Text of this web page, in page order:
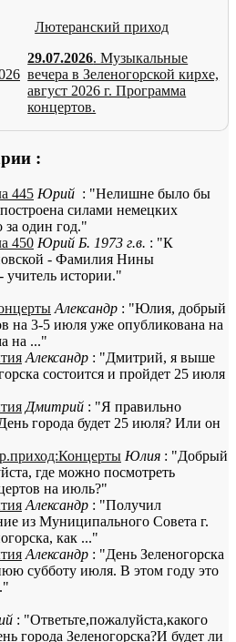
Лютеранский приход
29.07.2026. Музыкальные
вечера в Зеленогорской кирхе,
август 2026 г. Программа
концертов.
:
445 Юрий : "Нелишне было бы
силами немецких
за один год."
450 Юрий Б. 1973 г.в. : "К
- Фамилия Нины
истории."
Александр : "Юлия, добрый
на 3-5 июля уже опубликована на
на ..."
Александр : "Дмитрий, я выше
состоится и пройдет 25 июля
Дмитрий : "Я правильно
города будет 25 июля? Или он
Юлия : "Добрый
где можно посмотреть
на июль?"
Александр : "Получил
из Муниципального Совета г.
как ..."
Александр : "День Зеленогорска
субботу июля. В этом году это
: "Ответьте,пожалуйста,какого
города Зеленогорска?И будет ли